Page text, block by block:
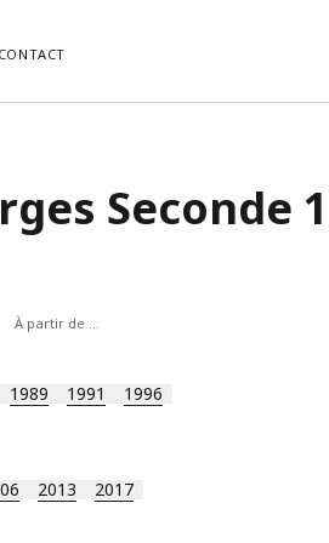
CONTACT
Seconde
À partir de …
1989 1991 1996
2013 2017